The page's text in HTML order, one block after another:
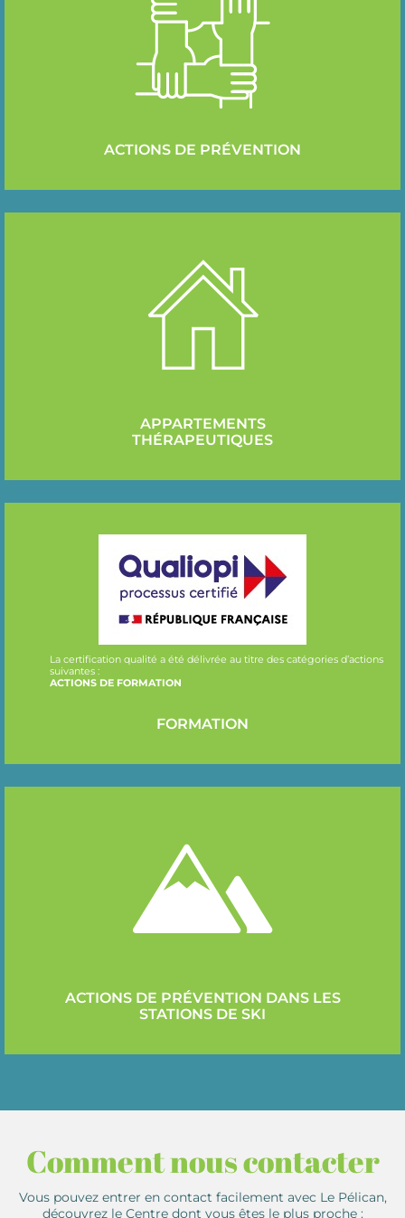
ACTIONS DE PRÉVENTION
APPARTEMENTS
THÉRAPEUTIQUES
La certification qualité a été délivrée au titre des catégories d’actions
suivantes :
ACTIONS DE FORMATION
FORMATION
ACTIONS DE PRÉVENTION DANS LES
STATIONS DE SKI
Comment nous contacter
Vous pouvez entrer en contact facilement avec Le Pélican,
découvrez le Centre dont vous êtes le plus proche :